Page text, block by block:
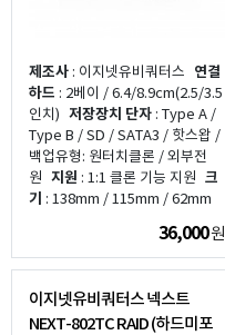
제조사 : 이지넷유비쿼터스 연결
하드 : 2베이 / 6.4/8.9cm(2.5/3.5
인치) 저장장치 단자 : Type A /
Type B / SD / SATA3 / 핫스왑 /
백업유형: 원터치클론 / 외부전
원 지원 : 1:1 클론 기능 지원 크
기 : 138mm / 115mm / 62mm
36,000원
이지넷유비쿼터스 넥스트
NEXT-802TC RAID (하드미포